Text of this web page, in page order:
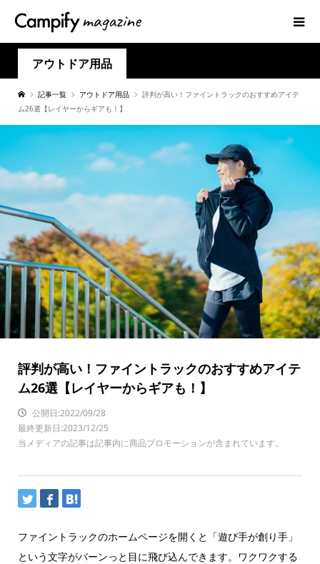
アウトドア用品
記事一覧 アウトドア用品
評判が高い！ファイントラックのおすすめアイテ
ム26選【レイヤーからギアも！】
評判が高い！ファイントラックのおすすめアイテ
ム26選【レイヤーからギアも！】
公開日:2022/09/28
最終更新日:2023/12/25
当メディアの記事は記事内に商品プロモーションが含まれています。
ファイントラックのホームページを開くと「遊び手が創り手」
という文字がバーンっと目に飛び込んできます。ワクワクする